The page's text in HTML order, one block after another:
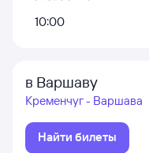
10:00
в Варшаву
Кременчуг - Варшава
Найти билеты